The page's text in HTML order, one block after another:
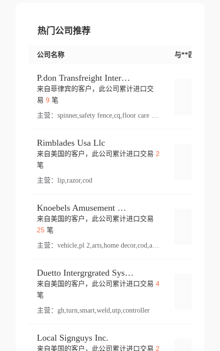
热门公司推荐
公司名称 与**匹配交易
P.don Transfreight International
来自菲律宾的客户，此公司累计进口交
易 9 笔
主营：
Rimblades Usa Llc
来自美国的客户，此公司累计进口交易 2
笔
主营： lip,razor,cod
Knoebels Amusement Resort
来自美国的客户，此公司累计进口交易
25笔
主营： vehicle,pl 2,arts,home decor,cod,amusement ride,sea
Duetto Intergrgrated Systems Inc.
来自美国的客户，此公司累计进口交易 4
笔
主营： gh,turn,smart,weld,utp,controller
Local Signguys Inc.
来自美国的客户，此公司累计进口交易 2